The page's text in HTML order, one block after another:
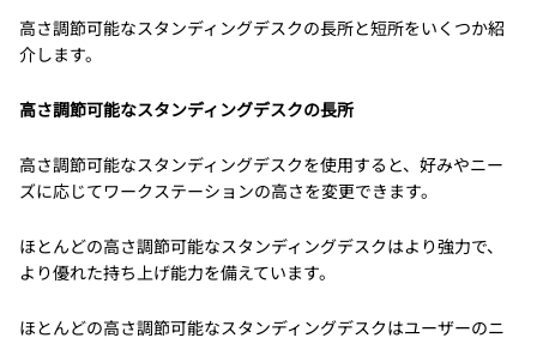
高さ調節可能なスタンディングデスクの長所と短所をいくつか紹
介します。
高さ調節可能なスタンディングデスクの長所
高さ調節可能なスタンディングデスクを使用すると、好みやニー
ズに応じてワークステーションの高さを変更できます。
ほとんどの高さ調節可能なスタンディングデスクはより強力で、
より優れた持ち上げ能力を備えています。
ほとんどの高さ調節可能なスタンディングデスクはユーザーのニ